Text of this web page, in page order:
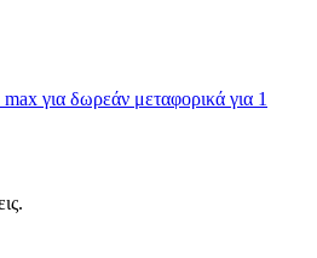
για δωρεάν μεταφορικά για 1